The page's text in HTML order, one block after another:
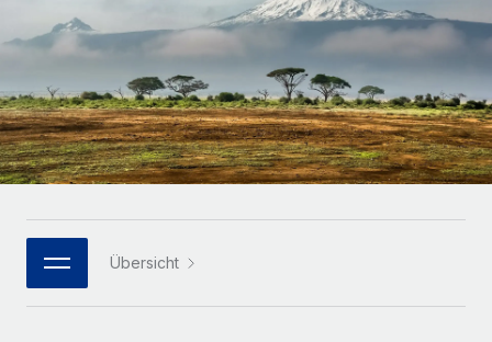
INFRASTRUKTUR
Nahtlose Integration der HR in bestehende Abläufe
Plattform
Integrierte HR-Kernfunktionen für dein Team
MCP
Integrationen
Mittelstand
Maßgeschneiderte HR-Lösungen, um Teams zu
vergrößern
Enterprise
Globale HR für Konzerne und Großunternehmen
PARTNER WERDEN
Flexible Einbettung von Global-HR-Funktionen in deine
Forschung und Leitfäden
Fallstudien
HR-Glossar
Bibliothek für Stellenbeschreibungen
Webinare
Español
Italiano
Português (Portugal)
한국어 Übersicht